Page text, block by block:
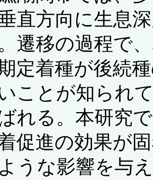
直方向に生息
遷移の過程で
定着種が後続
ことが知られ
れる。本研究
促進の効果が
うな影響を与